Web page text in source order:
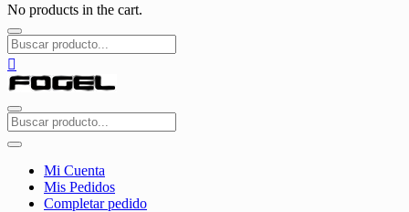
No products in the cart.
Mi Cuenta
Mis Pedidos
Completar pedido